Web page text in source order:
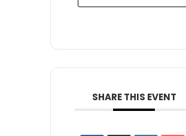
SHARE THIS EVENT